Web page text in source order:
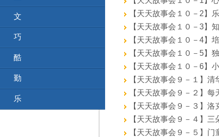
文 36 箴
巧 37 箴
酷 38 箴
勤 133 箴
乐 箴
【天天故事会１０－2】
【天天故事会１０－3】
【天天故事会１０－4】
【天天故事会１０－5】
【天天故事会１０－6】
【天天故事会９－１】
【天天故事会９－２】
【天天故事会９－３】
【天天故事会９－４】
【天天故事会９－５】